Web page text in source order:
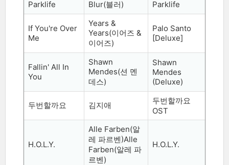
Parklife
Blur(블러) Parklife
If You're Over
Me
Years &
Years(이어즈 &
이어즈)
Palo Santo
[Deluxe]
Fallin' All In
You
Shawn
Mendes(션 멘
데스)
Shawn
Mendes
(Deluxe)
두번할까요 김지애
두번할까요
OST
H.O.L.Y.
Alle Farben(알
레 파르벤)Alle
Farben(알레 파
르벤)
H.O.L.Y.